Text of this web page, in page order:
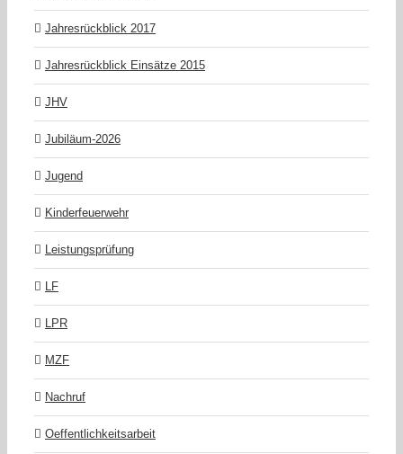
Jahresrückblick 2017
Jahresrückblick Einsätze 2015
JHV
Jubiläum-2026
Jugend
Kinderfeuerwehr
Leistungsprüfung
LF
LPR
MZF
Nachruf
Oeffentlichkeitsarbeit